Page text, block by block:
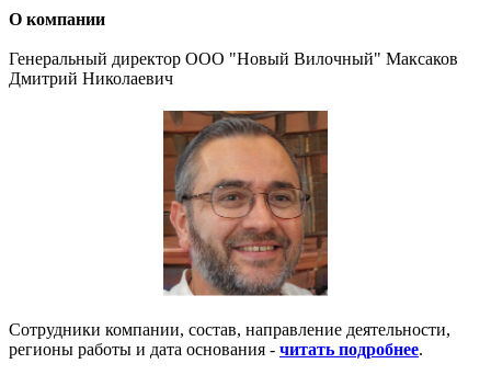
О компании
Генеральный директор ООО "Новый Вилочный" Максаков
Дмитрий Николаевич
Сотрудники компании, состав, направление деятельности,
регионы работы и дата основания - читать подробнее.